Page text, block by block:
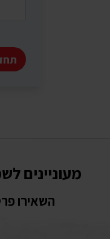
מעוניינים
השאירו